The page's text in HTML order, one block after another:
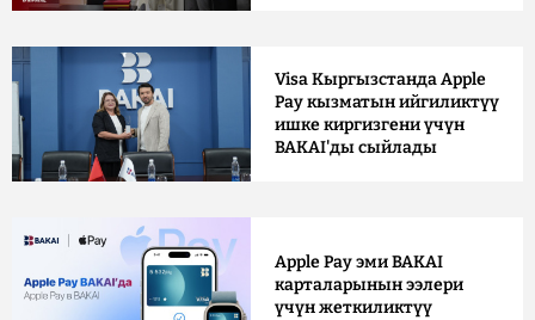
Visa Кыргызстанда Apple
Pay кызматын ийгиликтүү
ишке киргизгени үчүн
BAKAI'ды сыйлады
Apple Pay эми BAKAI
карталарынын ээлери
үчүн жеткиликтүү